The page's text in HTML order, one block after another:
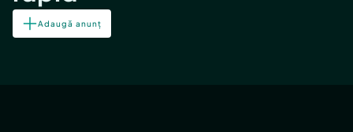
Adaugă anunț